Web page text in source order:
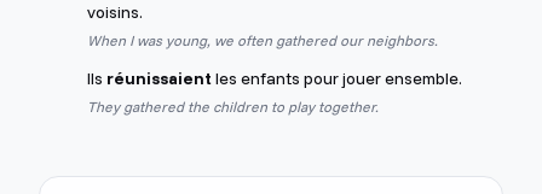
voisins.
When I was young, we often gathered our neighbors.
Ils réunissaientles enfants pour jouer ensemble.
They gathered the children to play together.